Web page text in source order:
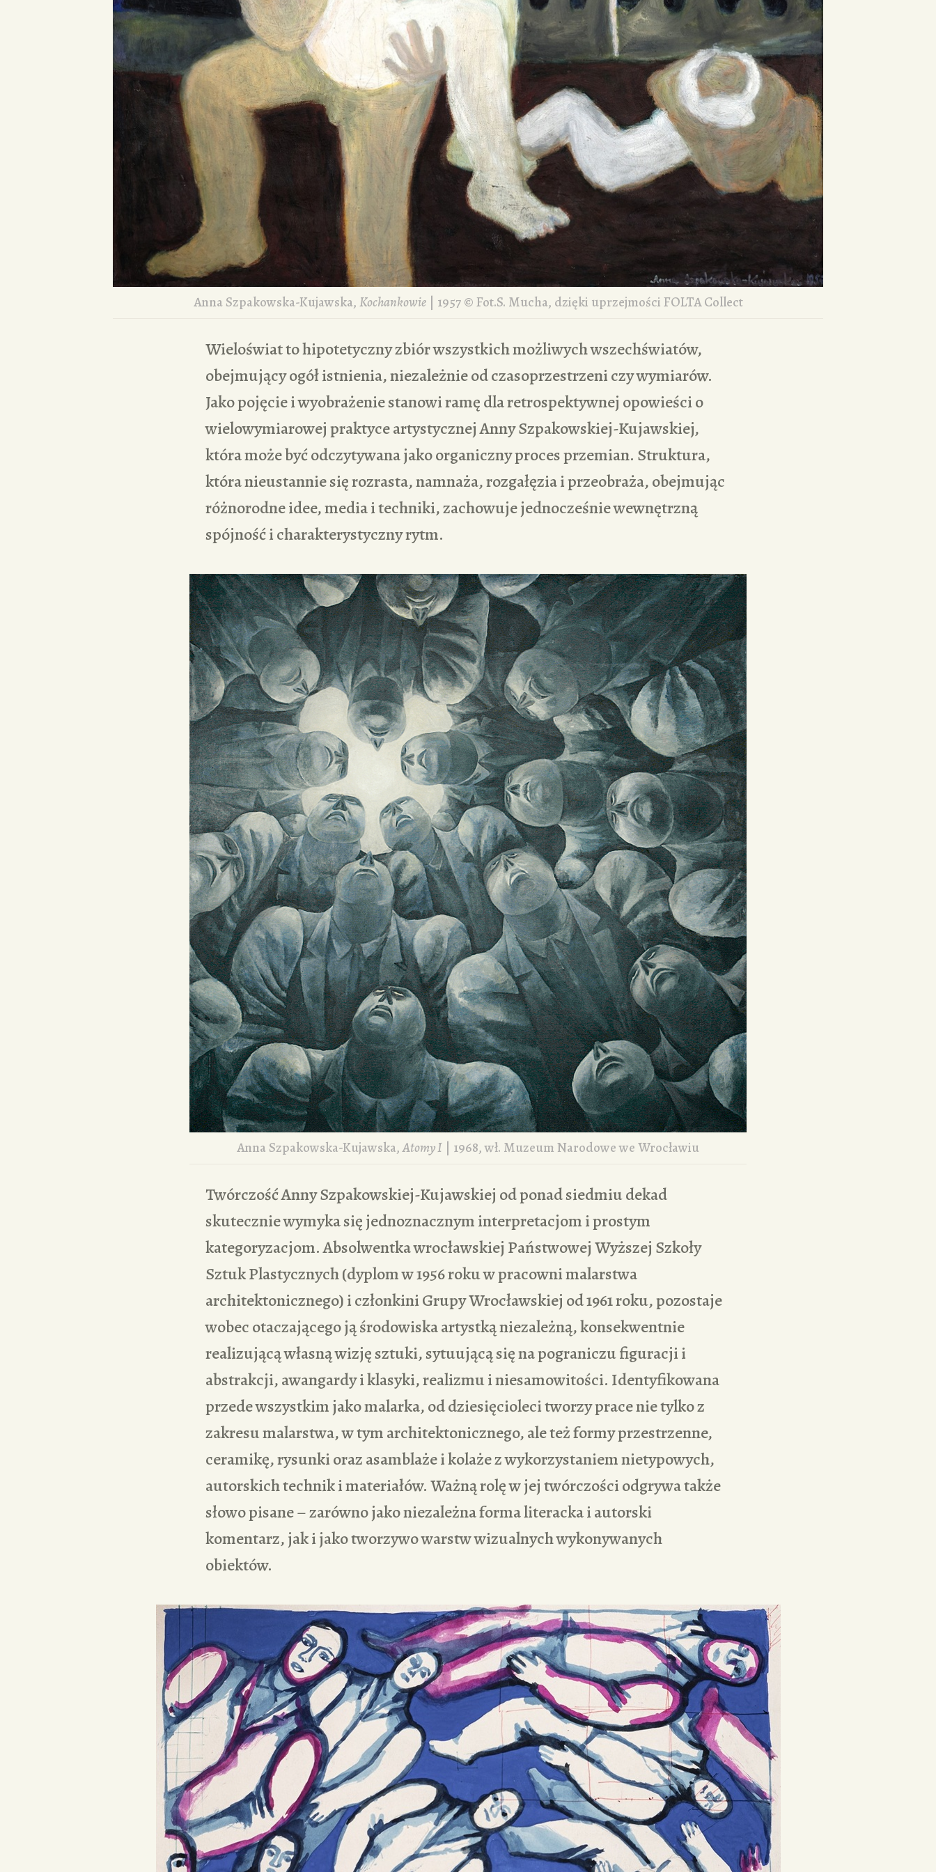
Anna Szpakowska-Kujawska,Kochankowie| 1957 © Fot.S. Mucha, dzięki uprzejmości FOLTA Collect
Wieloświat to hipotetyczny zbiór wszystkich możliwych wszechświatów,
obejmujący ogół istnienia, niezależnie od czasoprzestrzeni czy wymiarów.
Jako pojęcie i wyobrażenie stanowi ramę dla retrospektywnej opowieści o
wielowymiarowej praktyce artystycznej Anny Szpakowskiej-Kujawskiej,
która może być odczytywana jako organiczny proces przemian. Struktura,
która nieustannie się rozrasta, namnaża, rozgałęzia i przeobraża, obejmując
różnorodne idee, media i techniki, zachowuje jednocześnie wewnętrzną
spójność i charakterystyczny rytm.
Anna Szpakowska-Kujawska,Atomy I | 1968, wł. Muzeum Narodowe we Wrocławiu
Twórczość Anny Szpakowskiej-Kujawskiej od ponad siedmiu dekad
skutecznie wymyka się jednoznacznym interpretacjom i prostym
kategoryzacjom. Absolwentka wrocławskiej Państwowej Wyższej Szkoły
Sztuk Plastycznych (dyplom w 1956 roku w pracowni malarstwa
architektonicznego) i członkini Grupy Wrocławskiej od 1961 roku, pozostaje
wobec otaczającego ją środowiska artystką niezależną, konsekwentnie
realizującą własną wizję sztuki, sytuującą się na pograniczu figuracji i
abstrakcji, awangardy i klasyki, realizmu i niesamowitości. Identyfikowana
przede wszystkim jako malarka, od dziesięcioleci tworzy prace nie tylko z
zakresu malarstwa, w tym architektonicznego, ale też formy przestrzenne,
ceramikę, rysunki oraz asamblaże i kolaże z wykorzystaniem nietypowych,
autorskich technik i materiałów. Ważną rolę w jej twórczości odgrywa także
słowo pisane – zarówno jako niezależna forma literacka i autorski
komentarz, jak i jako tworzywo warstw wizualnych wykonywanych
obiektów.